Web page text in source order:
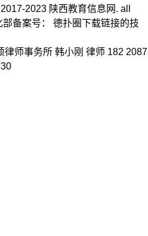
2023 陕西教育信息网. all
备案号： 德扑圈下载链接的技
师事务所 韩小刚 律师 182 2087